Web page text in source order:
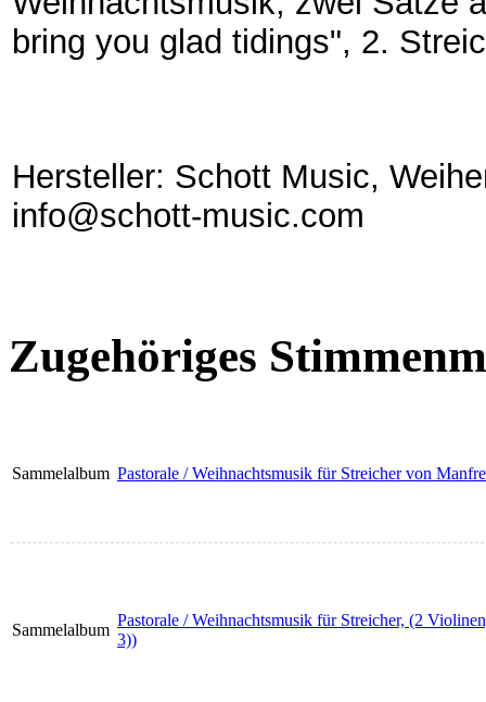
bring you glad tidings", 2.
Hersteller: Schott Music,
info@schott-music.com
Zugehöriges
Sammelalbum Pastorale / Weihnachtsmusik für Streicher von
Sammelalbum
Pastorale / Weihnachtsmusik für Streicher, (2
3))